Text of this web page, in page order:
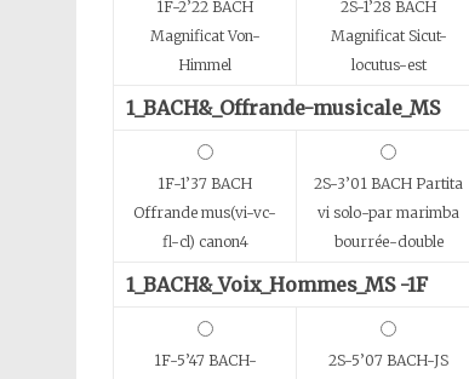
1F-2’22 BACH
Magnificat Von-
Himmel
2S-1’28 BACH
Magnificat Sicut-
locutus-est
1_BACH&_Offrande-musicale_MS
1F-1’37 BACH
Offrande mus(vi-vc-
fl-cl) canon4
2S-3’01 BACH Partita
vi solo-par marimba
bourrée-double
1_BACH&_Voix_Hommes_MS -1F
1F-5’47 BACH-
2S-5’07 BACH-JS